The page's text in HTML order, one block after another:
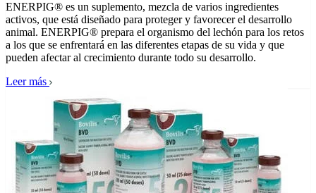
ENERPIG® es un suplemento, mezcla de varios ingredientes
activos, que está diseñado para proteger y favorecer el desarrollo
animal. ENERPIG® prepara el organismo del lechón para los retos
a los que se enfrentará en las diferentes etapas de su vida y que
pueden afectar al crecimiento durante todo su desarrollo.
Leer más